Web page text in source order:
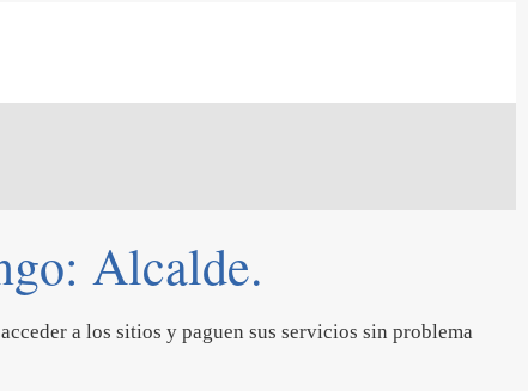
Alcalde.
a los sitios y paguen sus servicios sin problema